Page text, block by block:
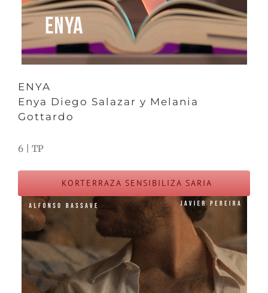
ENYA
Enya Diego Salazar y Melania
Gottardo
6 | TP
KORTERRAZA SENSIBILIZA SARIA